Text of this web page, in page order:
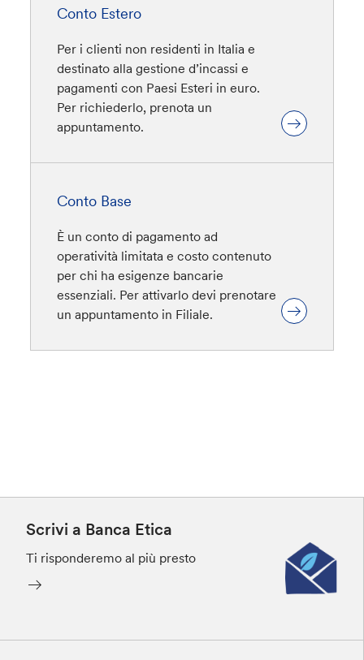
Conto Estero
Per i clienti non residenti in Italia e
destinato alla gestione d’incassi e
pagamenti con Paesi Esteri in euro.
Per richiederlo, prenota un
appuntamento.
Conto Base
È un conto di pagamento ad
operatività limitata e costo contenuto
per chi ha esigenze bancarie
essenziali. Per attivarlo devi prenotare
un appuntamento in Filiale.
Scrivi a Banca Etica
Ti risponderemo al più presto